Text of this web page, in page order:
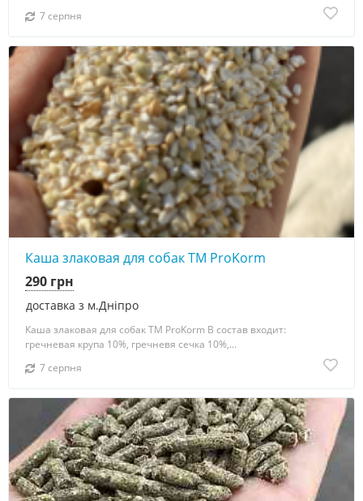
7 серпня
Каша злаковая для собак ТМ ProKorm
доставка з м.Дніпро
290 грн
Каша злаковая для собак ТМ ProKorm В состав входит:
гречневая крупа 10%, гречневя сечка 10%,...
7 серпня